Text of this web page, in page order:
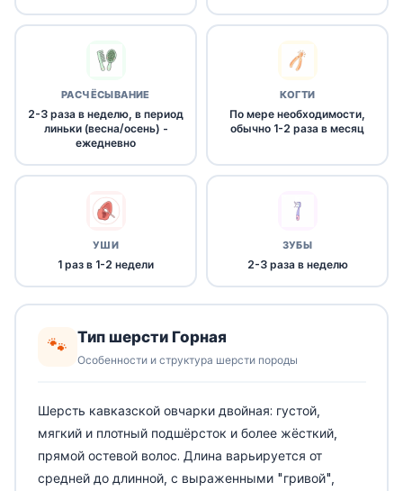
РАСЧЁСЫВАНИЕ
2-3 раза в неделю, в период
линьки (весна/осень) -
ежедневно
КОГТИ
По мере необходимости,
обычно 1-2 раза в месяц
УШИ
1 раз в 1-2 недели
ЗУБЫ
2-3 раза в неделю
🐾 Тип шерсти Горная
Особенности и структура шерсти породы
Шерсть кавказской овчарки двойная: густой,
мягкий и плотный подшёрсток и более жёсткий,
прямой остевой волос. Длина варьируется от
средней до длинной, с выраженными "гривой",